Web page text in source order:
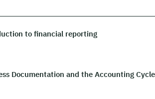
to financial reporting
Documentation and the Accounting Cycle